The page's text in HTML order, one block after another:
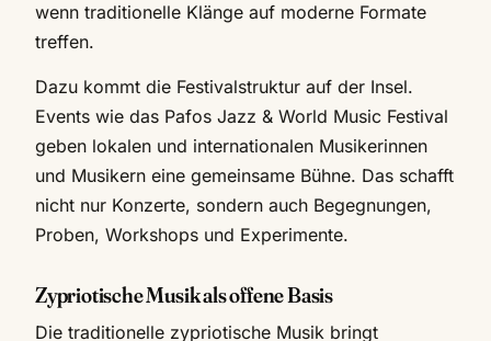
wenn traditionelle Klänge auf moderne Formate
treffen.
Dazu kommt die Festivalstruktur auf der Insel.
Events wie das Pafos Jazz & World Music Festival
geben lokalen und internationalen Musikerinnen
und Musikern eine gemeinsame Bühne. Das schafft
nicht nur Konzerte, sondern auch Begegnungen,
Proben, Workshops und Experimente.
Zypriotische Musik als offene Basis
Die traditionelle zypriotische Musik bringt